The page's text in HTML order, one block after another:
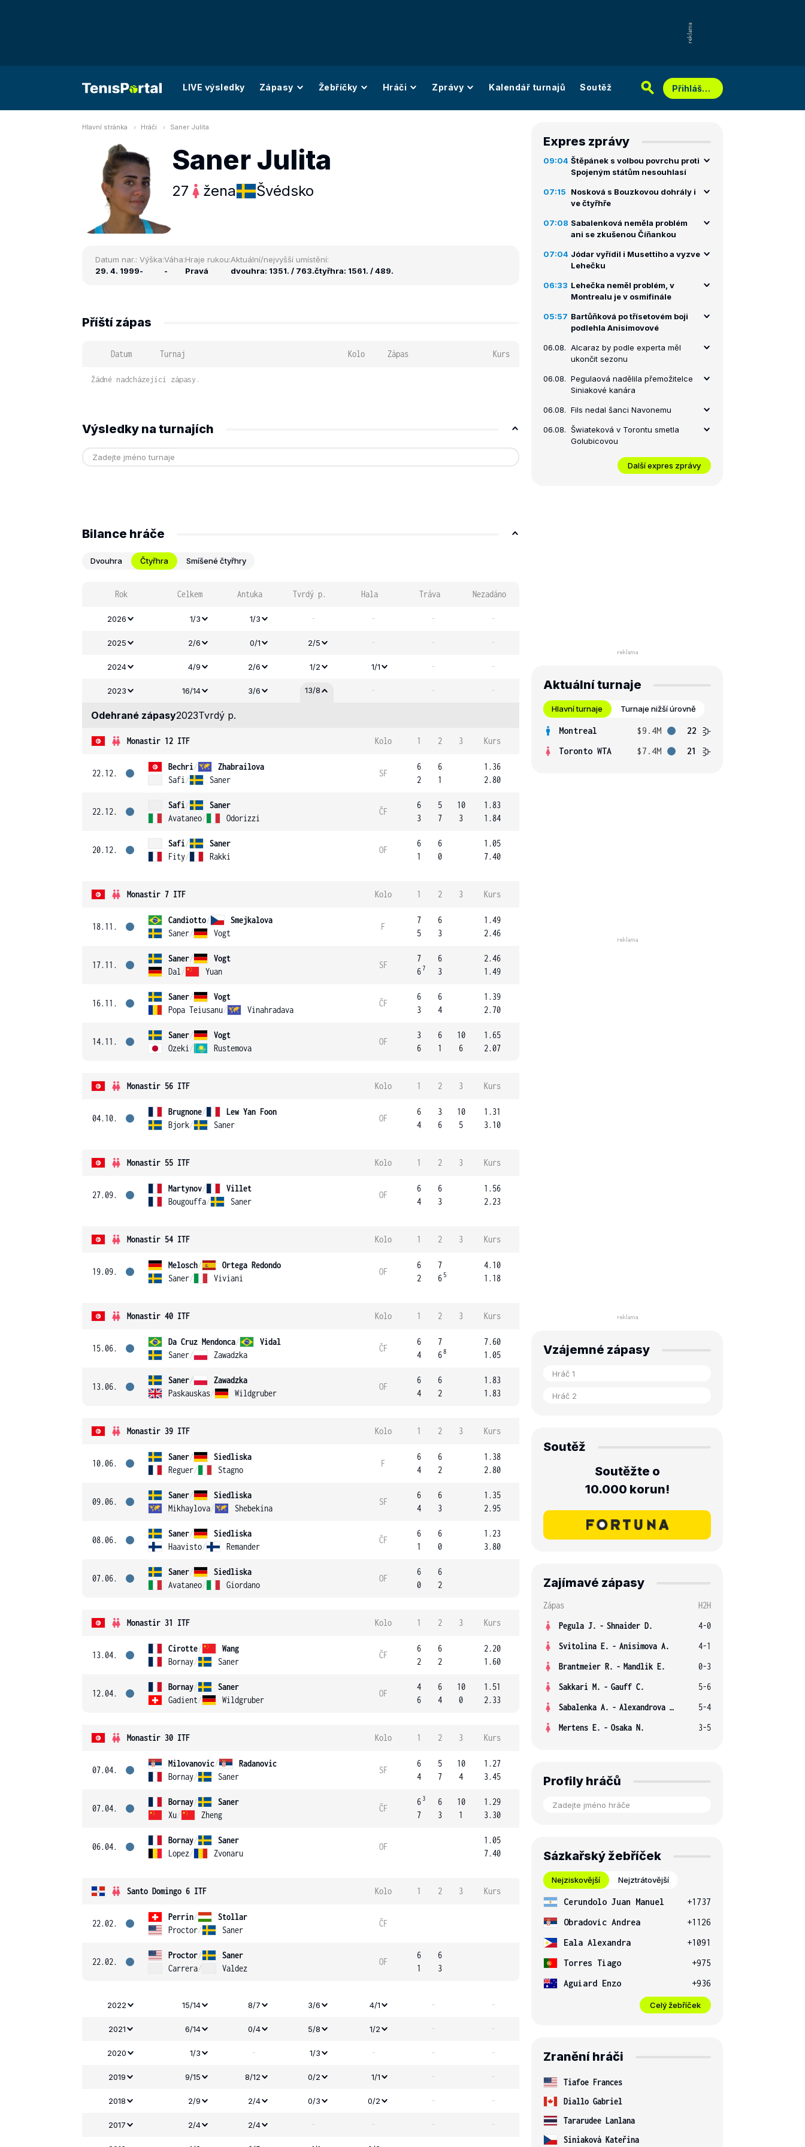
LIVE výsledky Zápasy Žebříčky Hráči Zprávy Kalendář turnajů Soutěž Přihlášení
Hlavní stránka Hráči Saner Julita
Saner Julita
27 žena Švédsko
Datum nar.:
29. 4. 1999
Výška:
-
Váha:
-
Hraje rukou:
Pravá
Aktuální/nejvyšší umístění:
dvouhra: 1351. / 763.čtyřhra: 1561. / 489.
Příští zápas
Datum Turnaj Kolo Zápas Kurs
Žádné nadcházející zápasy.
Výsledky na turnajích
Bilance hráče
Dvouhra Čtyřhra Smíšené čtyřhry
Rok Celkem Antuka Tvrdý p. Hala Tráva Nezadáno
2026 1/3 1/3 - - - -
2025 2/6 0/1 2/5 - - -
2024 4/9 2/6 1/2 1/1 - -
2023 16/14 3/6 13/8 - - -
Odehrané zápasy2023Tvrdý p.
Monastir 12 ITF Kolo 1 2 3 Kurs
22.12.
Bechri/
Zhabrailova
Safi / Saner
SF
6
2
6
1
1.36
2.80
22.12.
Safi/
Saner
Avataneo/ Odorizzi
ČF
6
3
5
7
10
3
1.83
1.84
20.12.
Safi/
Saner
Fity/ Rakki
OF
6
1
6
0
1.05
7.40
Monastir 7 ITF Kolo 1 2 3 Kurs
18.11.
Candiotto/
Smejkalova
Saner/ Vogt
F
7
5
6
3
1.49
2.46
17.11.
Saner/
Vogt
Dal / Yuan
SF
7
67
6
3
2.46
1.49
16.11.
Saner/
Vogt
Popa Teiusanu/ Vinahradava
ČF
6
3
6
4
1.39
2.70
14.11.
Saner/
Vogt
Ozeki / Rustemova
OF
3
6
6
1
10
6
1.65
2.07
Monastir 56 ITF Kolo 1 2 3 Kurs
04.10.
Brugnone/
Lew Yan Foon
Bjork/ Saner
OF
6
4
3
6
10
5
1.31
3.10
Monastir 55 ITF Kolo 1 2 3 Kurs
27.09.
Martynov/
Villet
Bougouffa/ Saner
OF
6
4
6
3
1.56
2.23
Monastir 54 ITF Kolo 1 2 3 Kurs
19.09.
Melosch/
Ortega Redondo
Saner/ Viviani
OF
6
2
7
6 5
4.10
1.18
Monastir 40 ITF Kolo 1 2 3 Kurs
15.06.
Da Cruz Mendonca/
Vidal
Saner/ Zawadzka
ČF
6
4
7
68
7.60
1.05
13.06.
Saner/
Zawadzka
Paskauskas/ Wildgruber
OF
6
4
6
2
1.83
1.83
Monastir 39 ITF Kolo 1 2 3 Kurs
10.06.
Saner/
Siedliska
Reguer/ Stagno
F
6
4
6
2
1.38
2.80
09.06.
Saner/
Siedliska
Mikhaylova/ Shebekina
SF
6
4
6
3
1.35
2.95
08.06.
Saner/
Siedliska
Haavisto/ Remander
ČF
6
1
6
0
1.23
3.80
07.06.
Saner/
Siedliska
Avataneo/ Giordano
OF
6
0
6
2
Monastir 31 ITF Kolo 1 2 3 Kurs
13.04.
Cirotte/
Wang
Bornay/ Saner
ČF
6
2
6
2
2.20
1.60
12.04.
Bornay/
Saner
Gadient/ Wildgruber
OF
4
6
6
4
10
0
1.51
2.33
Monastir 30 ITF Kolo 1 2 3 Kurs
07.04.
Milovanovic/
Radanovic
Bornay/ Saner
SF
6
4
5
7
10
4
1.27
3.45
07.04.
Bornay/
Saner
Xu/ Zheng
ČF
6 3
7
6
3
10
1
1.29
3.30
06.04.
Bornay/
Saner
Lopez/ Zvonaru
OF
1.05
7.40
Santo Domingo 6 ITF Kolo 1 2 3 Kurs
22.02.
Perrin/
Stollar
Proctor/ Saner
ČF
22.02.
Proctor/
Saner
Carrera/ Valdez
OF
6
1
6
3
2022 15/14 8/7 3/6 4/1 - -
2021 6/14 0/4 5/8 1/2 - -
2020 1/3 - 1/3 - - -
2019 9/15 8/12 0/2 1/1 - -
2018 2/9 2/4 0/3 0/2 - -
2017 2/4 2/4 - - - -
Expres zprávy
09:04 Štěpánek s volbou povrchu proti
Spojeným státům nesouhlasí
07:15
Nosková s Bouzkovou dohrály i
ve čtyřhře
07:08 Sabalenková neměla problém
ani se zkušenou Číňankou
07:04 Jódar vyřídil i Musettiho a vyzve
Lehečku
06:33 Lehečka neměl problém, v
Montrealu je v osmifinále
05:57 Bartůňková po třísetovém boji
podlehla Anisimovové
06.08. Alcaraz by podle experta měl
ukončit sezonu
06.08. Pegulaová nadělila přemožitelce
Siniakové kanára
06.08. Fils nedal šanci Navonemu
06.08. Šwiateková v Torontu smetla
Golubicovou
Další expres zprávy
Aktuální turnaje
Hlavní turnaje Turnaje nižší úrovně
Montreal $9.4M
22
Toronto WTA
$7.4M 21
Vzájemné zápasy
Soutěž
Soutěžte o
10.000 korun!
Zajímavé zápasy
Zápas
H2H
Pegula J. - Shnaider D.
4-0
Svitolina E. - Anisimova A.
4-1
Brantmeier R. - Mandlik E.
0-3
Sakkari M. - Gauff C.
5-6
Sabalenka A. - Alexandrova E.
5-4
Mertens E. - Osaka N. 3-5
Profily hráčů
Sázkařský žebříček
Nejziskovější Nejztrátovější
Cerundolo Juan Manuel
+1737
Obradovic Andrea
+1126
Eala Alexandra
+1091
Torres Tiago
+975
Aguiard Enzo
+936
Celý žebříček
Zranění hráči
Tiafoe Frances
Diallo Gabriel
Tararudee Lanlana
Siniaková Kateřina